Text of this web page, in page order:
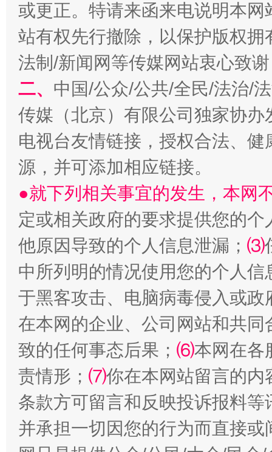
受贿1.44亿！段成刚被判无期 从幼
全民健身五年计划来了！等你上场
阿坝州三大球赛在茂县开幕 规模
或更正。特请来函来电说明本
站有权先行撤除，以保护版权
法制/新闻网等传媒网站衷心致
二、 中国/公众/公共/全民/法治/
传媒（北京）有限公司独家协
电视台友情链接，授权合法、
源，并可添加相应链接。
●就下列相关事宜的发生，本网
定或相关政府的要求提供您的个
他原因导致的个人信息泄漏； ⑶
中所列明的情况使用您的个人
于黑客攻击、电脑病毒侵入或
在本网的企业、公司网站和共
致的任何事态后果； ⑹本网在各
责情形； ⑺你在本网站留言的内
条款方可留言和反映投诉报料
并承担一切因您的行为而直接